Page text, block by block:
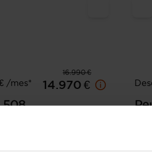
16.990 €
/mes*
14.970 €
508